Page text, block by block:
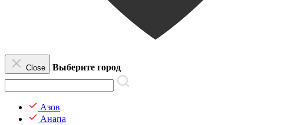
Close Выберите город
Азов
Анапа